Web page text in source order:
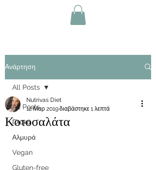
Ανάρτηση
All Posts
Γλυκά
Αλμυρά
Vegan
Gluten-free
All Posts
Κοτοσαλάτα
Nutrivas Diet
12 Μαρ 2019διαβάστηκε 1 λεπτά